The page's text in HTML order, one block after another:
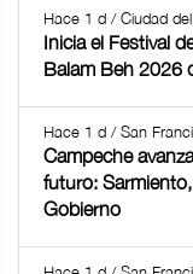
Hace 1 d / Ciudad
Inicia el Festival
Balam Beh 2026
Hace 1 d / San
Campeche
futuro:
Gobierno